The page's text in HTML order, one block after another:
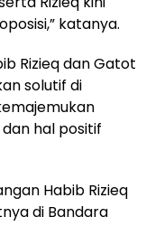
katanya.
Rizieq dan Gatot
solutif di
hal positif
Habib Rizieq
di Bandara